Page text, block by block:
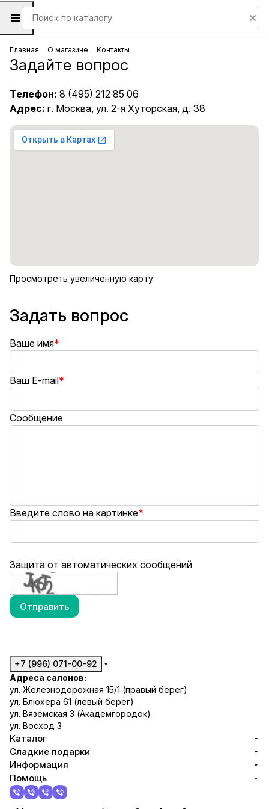
Главная О магазине Контакты
Задайте вопрос
Телефон: 8 (495) 212 85 06
Адрес: г. Москва, ул. 2-я Хуторская, д. 38
Просмотреть увеличенную карту
Задать вопрос
Ваше имя*
Ваш E-mail*
Сообщение
Введите слово на картинке*
Защита от автоматических сообщений
+7 (996) 071-00-92
Адреса салонов:
ул. Железнодорожная 15/1 (правый берег)
ул. Блюхера 61 (левый берег)
ул. Вяземская 3 (Академгородок)
ул. Восход 3
Каталог
Сладкие подарки
Информация
Помощь